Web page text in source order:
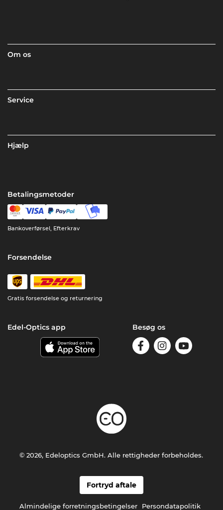
Om os
Service
Hjælp
Betalingsmetoder
Bankoverførsel, Efterkrav
Forsendelse
Gratis forsendelse og returnering
Edel-Optics app Besøg os
Fortryd aftale
Almindelige forretningsbetingelser Persondatapolitik
© 2026, Edeloptics GmbH. Alle rettigheder forbeholdes.